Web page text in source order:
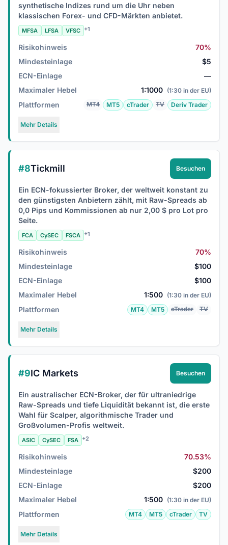
synthetische Indizes rund um die Uhr neben
klassischen Forex- und CFD-Märkten anbietet.
MFSA LFSA VFSC +1
Risikohinweis
70%
Mindesteinlage
$5
ECN-Einlage
—
Maximaler Hebel
1:1000 (1:30 in der EU)
Plattformen MT4 MT5 cTrader TV Deriv Trader
Mehr Details
#8Tickmill Besuchen
Ein ECN-fokussierter Broker, der weltweit konstant zu
den günstigsten Anbietern zählt, mit Raw-Spreads ab
0,0 Pips und Kommissionen ab nur 2,00 $ pro Lot pro
Seite.
FCA CySEC FSCA +1
Risikohinweis
70%
Mindesteinlage
$100
ECN-Einlage
$100
Maximaler Hebel
1:500 (1:30 in der EU)
Plattformen MT4 MT5 cTrader TV
Mehr Details
#9IC Markets Besuchen
Ein australischer ECN-Broker, der für ultraniedrige
Raw-Spreads und tiefe Liquidität bekannt ist, die erste
Wahl für Scalper, algorithmische Trader und
Großvolumen-Profis weltweit.
ASIC CySEC FSA +2
Risikohinweis
70.53%
Mindesteinlage
$200
ECN-Einlage
$200
Maximaler Hebel
1:500 (1:30 in der EU)
Plattformen MT4 MT5 cTrader TV
Mehr Details